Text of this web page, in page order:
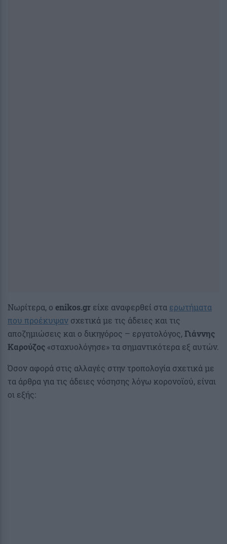
Νωρίτερα, ο enikos.gr είχε αναφερθεί στα ερωτήματα
που προέκυψαν σχετικά με τις άδειες και τις
αποζημιώσεις και ο δικηγόρος – εργατολόγος,Γιάννης
Καρούζος «σταχυολόγησε» τα σημαντικότερα εξ αυτών.
Όσον αφορά στις αλλαγές στην τροπολογία σχετικά με
τα άρθρα για τις άδειες νόσησης λόγω κορονοϊού, είναι
οι εξής: